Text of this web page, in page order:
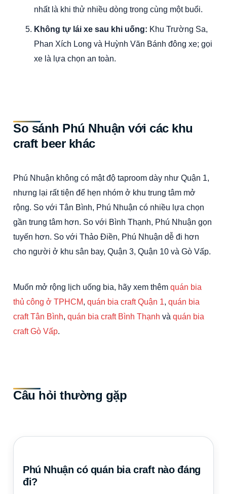
nhất là khi thử nhiều dòng trong cùng một buổi.
Không tự lái xe sau khi uống: Khu Trường Sa,
Phan Xích Long và Huỳnh Văn Bánh đông xe; gọi
xe là lựa chọn an toàn.
So sánh Phú Nhuận với các khu
craft beer khác
Phú Nhuận không có mật độ taproom dày như Quận 1,
nhưng lại rất tiện để hẹn nhóm ở khu trung tâm mở
rộng. So với Tân Bình, Phú Nhuận có nhiều lựa chọn
gần trung tâm hơn. So với Bình Thạnh, Phú Nhuận gọn
tuyến hơn. So với Thảo Điền, Phú Nhuận dễ đi hơn
cho người ở khu sân bay, Quận 3, Quận 10 và Gò Vấp.
Muốn mở rộng lịch uống bia, hãy xem thêm quán bia
thủ công ở TPHCM, quán bia craft Quận 1, quán bia
craft Tân Bình, quán bia craft Bình Thạnh và quán bia
craft Gò Vấp.
Câu hỏi thường gặp
Phú Nhuận có quán bia craft nào đáng
đi?